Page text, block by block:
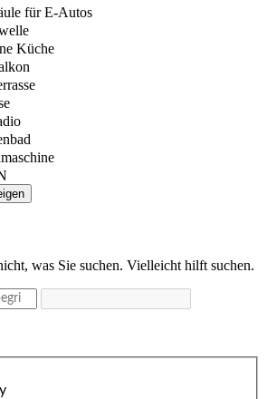
für E-Autos
Küche
was Sie suchen. Vielleicht hilft suchen.